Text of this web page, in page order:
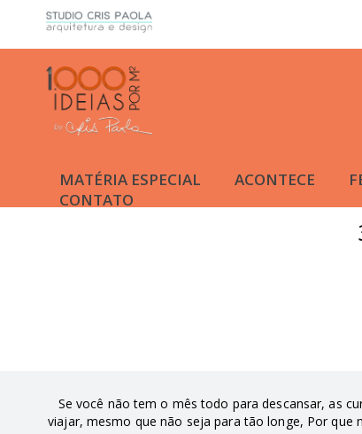
MATÉRIA ESPECIAL ACONTECE
CONTATO
Se você não tem o mês todo para descansar, as
viajar, mesmo que não seja para tão longe, Por que